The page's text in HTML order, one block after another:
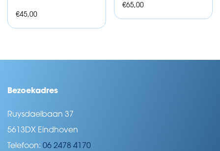
€45,00
€65,00
Bezoekadres
Ruysdaelbaan 37
5613DX Eindhoven
Telefoon: 06 2478 4170